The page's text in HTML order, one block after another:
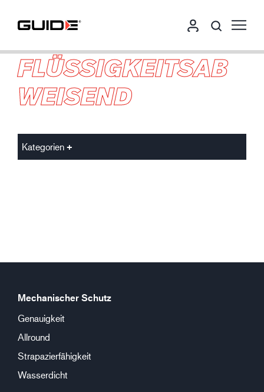
FLÜSSIGKEITSAB
WEISEND
Kategorien
Mechanischer Schutz
Genauigkeit
Allround
Strapazierfähigkeit
Wasserdicht